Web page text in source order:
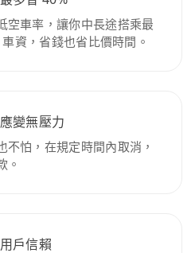
空車率，讓你中長途搭乘最
資，省錢也省比價時間。
變無壓力
不怕，在規定時間內取消，
。
戶信賴